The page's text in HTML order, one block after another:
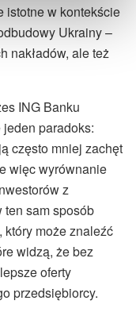
istotne w kontekście
Ukrainy –
nakładów, ale też
ING Banku
paradoks:
często mniej zachęt
więc wyrównanie
z
ten sam sposób
który może znaleźć
widzą, że bez
oferty
przedsiębiorcy.